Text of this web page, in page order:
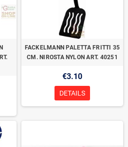
FACKELMANN PALETTA FRITTI 35
CM. NIROSTA NYLON ART. 40251
€3.10
DETAILS